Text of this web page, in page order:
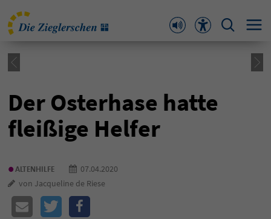
Der Osterhase hatte
fleißige Helfer
•ALTENHILFE
07.04.2020
von Jacqueline de Riese